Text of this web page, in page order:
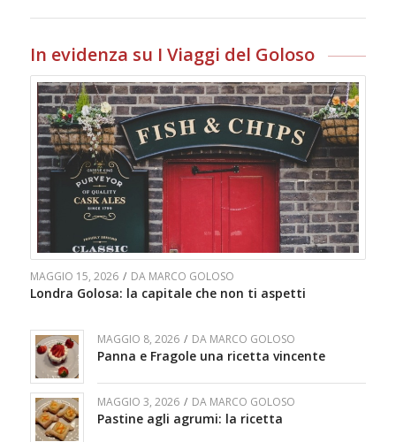
In evidenza su I Viaggi del Goloso
MAGGIO 15, 2026 / DA MARCO GOLOSO
Londra Golosa: la capitale che non ti aspetti
MAGGIO 8, 2026 / DA MARCO GOLOSO
Panna e Fragole una ricetta vincente
MAGGIO 3, 2026 / DA MARCO GOLOSO
Pastine agli agrumi: la ricetta